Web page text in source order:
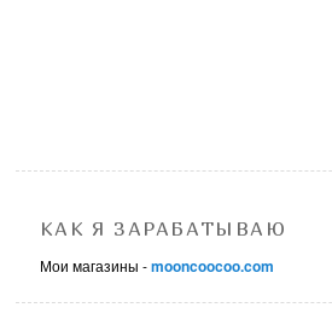
КАК Я ЗАРАБАТЫВАЮ
Мои магазины -mooncoocoo.com